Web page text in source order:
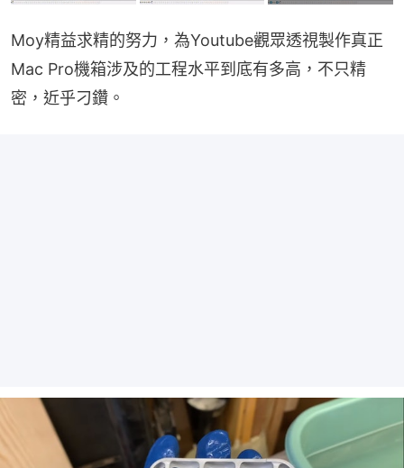
Moy精益求精的努力，為Youtube觀眾透視製作真正
Mac Pro機箱涉及的工程水平到底有多高，不只精
密，近乎刁鑽。